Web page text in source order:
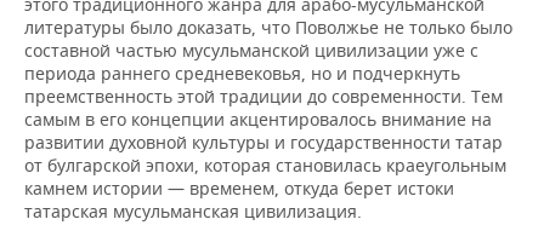
литературы было доказать, что Поволжье не только было
составной частью мусульманской цивилизации уже с
периода раннего средневековья, но и подчеркнуть
преемственность этой традиции до современности. Тем
самым в его концепции акцентировалось внимание на
развитии духовной культуры и государственности татар
от булгарской эпохи, которая становилась краеугольным
камнем истории — временем, откуда берет истоки
татарская мусульманская цивилизация.